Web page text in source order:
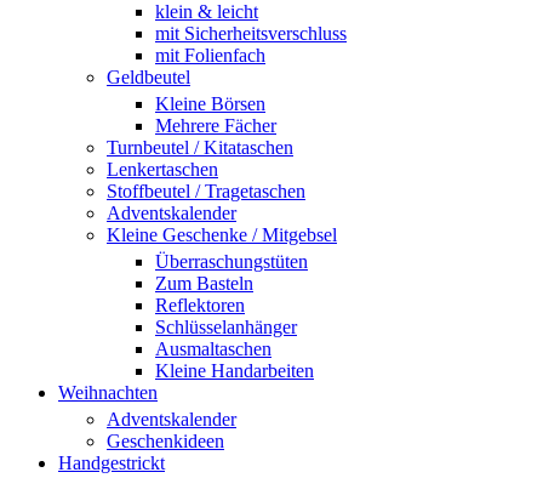
klein & leicht
mit Sicherheitsverschluss
mit Folienfach
Geldbeutel
Kleine Börsen
Mehrere Fächer
Turnbeutel / Kitataschen
Lenkertaschen
Stoffbeutel / Tragetaschen
Adventskalender
Kleine Geschenke / Mitgebsel
Überraschungstüten
Zum Basteln
Reflektoren
Schlüsselanhänger
Ausmaltaschen
Kleine Handarbeiten
Weihnachten
Adventskalender
Geschenkideen
Handgestrickt